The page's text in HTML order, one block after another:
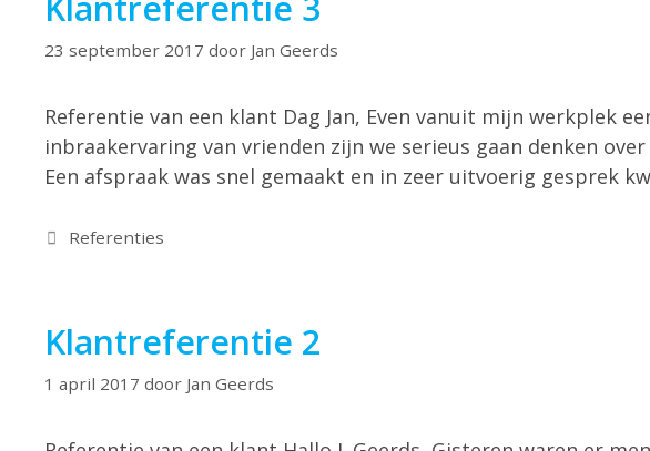
23 september 2017 door Jan Geerds
Referentie van een klant Dag Jan, Even vanuit mijn werkplek
inbraakervaring van vrienden zijn we serieus gaan denken
Een afspraak was snel gemaakt en in zeer uitvoerig gesprek
Referenties
Klantreferentie 2
1 april 2017 door Jan Geerds